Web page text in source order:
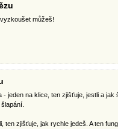
můžeš!
jeden na klice, ten zjišťuje, jestli a
ten zjišťuje, jak rychle jedeš. A ten